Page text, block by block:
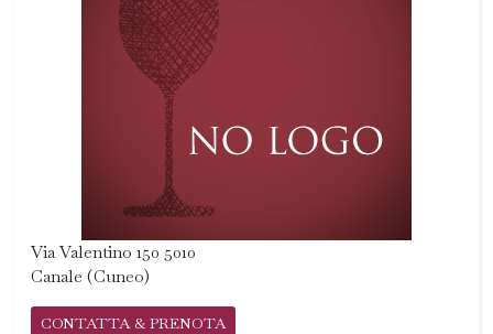
Via Valentino 150 5010
Canale (Cuneo)
CONTATTA & PRENOTA